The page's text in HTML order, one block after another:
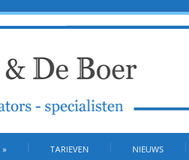
» TARIEVEN NIEUWS